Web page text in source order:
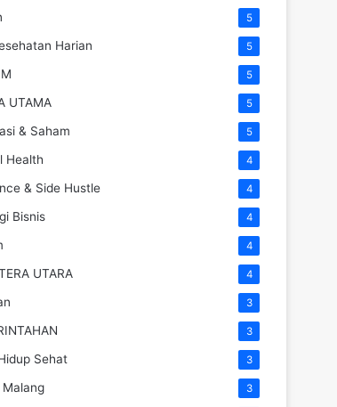
5
Harian 5
5
UTAMA 5
& Saham 5
Health 4
& Side Hustle 4
Bisnis 4
4
UTARA 4
3
3
Sehat 3
Malang 3